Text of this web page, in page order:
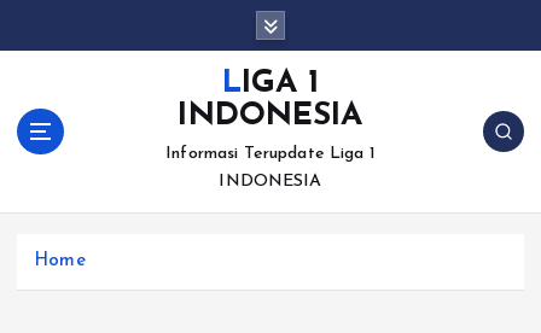
LIGA 1
INDONESIA
Informasi Terupdate Liga 1
INDONESIA
Home